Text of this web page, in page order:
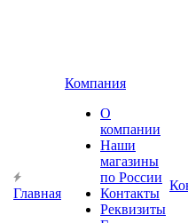
Главная
Компания
О
компании
Наши
магазины
по России
Контакты
Реквизиты